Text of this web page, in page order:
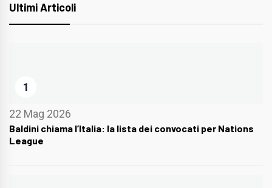
Ultimi Articoli
1
22 Mag 2026
Baldini chiama l’Italia: la lista dei convocati per Nations
League